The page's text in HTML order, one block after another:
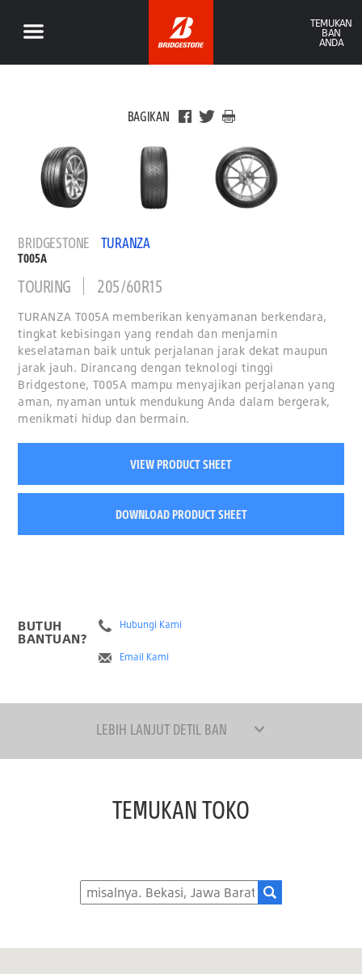
TEMUKAN
BAN
ANDA
BAGIKAN
BRIDGESTONE TURANZA
T005A
TOURING 205/60R15
TURANZA T005A memberikan kenyamanan berkendara,
tingkat kebisingan yang rendah dan menjamin
keselataman baik untuk perjalanan jarak dekat maupun
jarak jauh. Dirancang dengan teknologi tinggi
Bridgestone, T005A mampu menyajikan perjalanan yang
aman, nyaman untuk mendukung Anda dalam bergerak,
menikmati hidup dan bermain.
VIEW PRODUCT SHEET
DOWNLOAD PRODUCT SHEET
BUTUH
BANTUAN?
Hubungi Kami
Email Kami
LEBIH LANJUT DETIL BAN
TEMUKAN TOKO